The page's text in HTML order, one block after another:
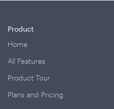
Product
Home
All Features
Product Tour
Plans and Pricing